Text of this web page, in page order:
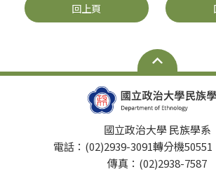
回上頁
國立政治大學 民族學系
電話：(02)2939-3091轉分機
傳真：(02)2938-7587